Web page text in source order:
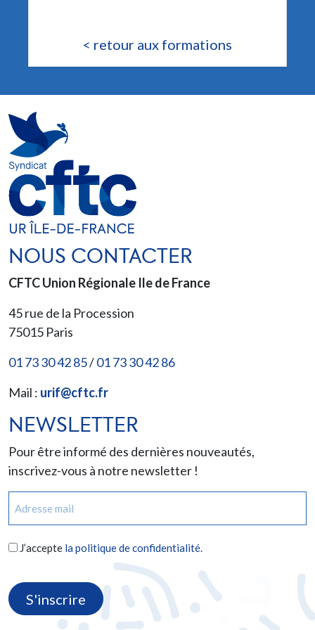
< retour aux formations
NOUS CONTACTER
CFTC Union Régionale Ile de France
45 rue de la Procession
75015 Paris
01 73 30 42 85/01 73 30 42 86
Mail : urif@cftc.fr
NEWSLETTER
Pour être informé des dernières nouveautés,
inscrivez-vous à notre newsletter !
mail
RGPD
J’accepte la politique de confidentialité.